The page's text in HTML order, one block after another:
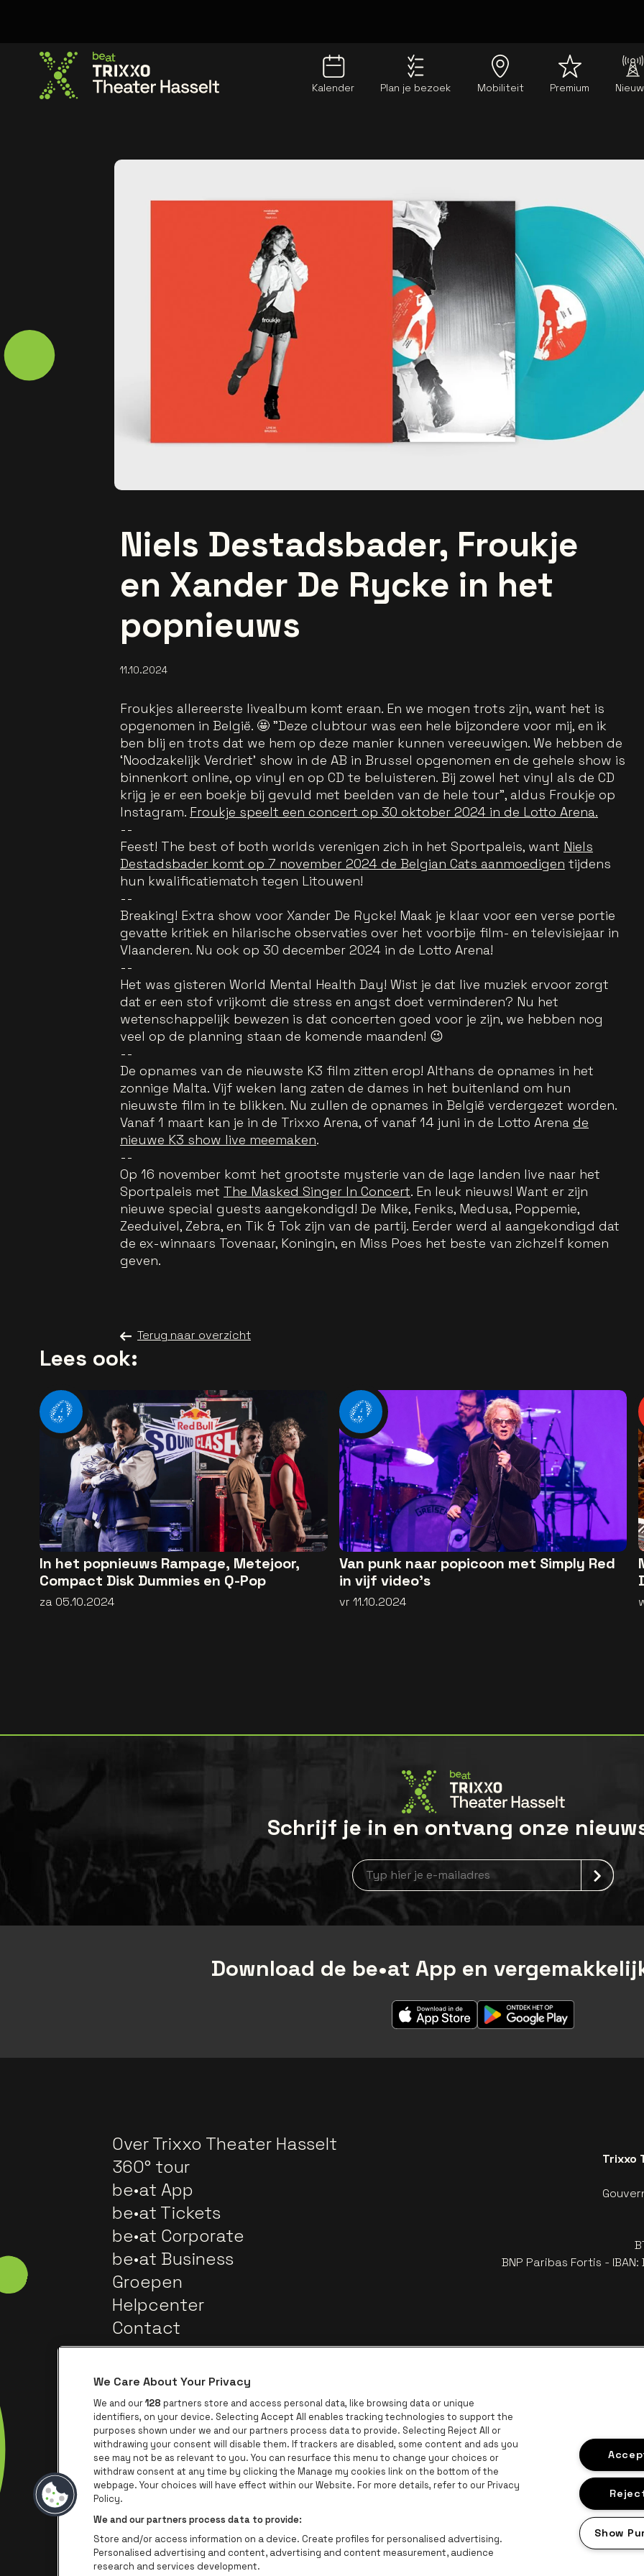
Kalender Plan je bezoek Mobiliteit Premium
Niels Destadsbader, Froukje
en Xander De Rycke in het
popnieuws
11.10.2024
Froukjes allereerste livealbum komt eraan. En we mogen trots zijn, want het is
opgenomen in België. 🤩 "Deze clubtour was een hele bijzondere voor mij, en ik
ben blij en trots dat we hem op deze manier kunnen vereeuwigen. We hebben de
‘Noodzakelijk Verdriet’ show in de AB in Brussel opgenomen en de gehele show is
binnenkort online, op vinyl en op CD te beluisteren. Bij zowel het vinyl als de CD
krijg je er een boekje bij gevuld met beelden van de hele tour", aldus Froukje op
Instagram. Froukje speelt een concert op 30 oktober 2024 in de Lotto Arena.
--
Feest! The best of both worlds verenigen zich in het Sportpaleis, want Niels
Destadsbader komt op 7 november 2024 de Belgian Cats aanmoedigen tijdens
hun kwalificatiematch tegen Litouwen!
--
Breaking! Extra show voor Xander De Rycke! Maak je klaar voor een verse portie
gevatte kritiek en hilarische observaties over het voorbije film- en televisiejaar in
Vlaanderen. Nu ook op 30 december 2024 in de Lotto Arena!
--
Het was gisteren World Mental Health Day! Wist je dat live muziek ervoor zorgt
dat er een stof vrijkomt die stress en angst doet verminderen? Nu het
wetenschappelijk bewezen is dat concerten goed voor je zijn, we hebben nog
veel op de planning staan de komende maanden! 😉
--
De opnames van de nieuwste K3 film zitten erop! Althans de opnames in het
zonnige Malta. Vijf weken lang zaten de dames in het buitenland om hun
nieuwste film in te blikken. Nu zullen de opnames in België verdergezet worden.
Vanaf 1 maart kan je in de Trixxo Arena, of vanaf 14 juni in de Lotto Arena de
nieuwe K3 show live meemaken.
--
Op 16 november komt het grootste mysterie van de lage landen live naar het
Sportpaleis met The Masked Singer In Concert. En leuk nieuws! Want er zijn
nieuwe special guests aangekondigd! De Mike, Feniks, Medusa, Poppemie,
Zeeduivel, Zebra, en Tik & Tok zijn van de partij. Eerder werd al aangekondigd dat
de ex-winnaars Tovenaar, Koningin, en Miss Poes het beste van zichzelf komen
geven.
Terug naar overzicht
Lees ook:
In het popnieuws Rampage, Metejoor,
Compact Disk Dummies en Q-Pop
za 05.10.2024
Van punk naar popicoon met Simply Red
in vijf video's
vr 11.10.2024
Schrijf je in en ontvang onze
Nieuwsbrief aanmelding
Download de be•at App en
Over Trixxo Theater Hasselt
360° tour
be•at App
be•at Tickets
be•at Corporate
be•at Business
Groepen
Helpcenter
Contact
Trixxo
BNP Paribas Fortis -
Ga naar de website van TrixxoGa naar de website van EuropcarGa naar de website van Voka Limburg
Ga naar de website van
Ga naar de website van Champagne Pommery
Ga naar de website van Het logo van Jameson in offwhite
Ga naar de website van Het logo
Ga naar
Ga naar de website van Lotto
We Care About Your Privacy
We and our128 partners store and access personal data, like browsing data or unique
identifiers, on your device. Selecting Accept All enables tracking technologies to support the
purposes shown under we and our partners process data to provide. Selecting Reject All or
withdrawing your consent will disable them. If trackers are disabled, some content and ads you
see may not be as relevant to you. You can resurface this menu to change your choices or
withdraw consent at any time by clicking the Manage my cookies link on the bottom of the
webpage. Your choices will have effect within our Website. For more details, refer to our Privacy
Policy.
We and our partners process data to provide:
Store and/or access information on a device. Create profiles for personalised advertising.
Personalised advertising and content, advertising and content measurement, audience
research and services development.
Show